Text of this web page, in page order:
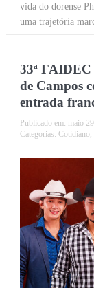
vida do dorense
uma trajetória
33ª
de Campos
entrada
Publicado em: maio
Categorias: Cotidiano,